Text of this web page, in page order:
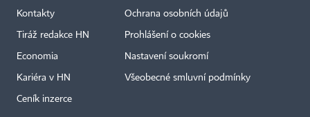
Kontakty
Tiráž redakce HN
Economia
Kariéra v HN
Ceník inzerce
Ochrana osobních údajů
Prohlášení o cookies
Nastavení soukromí
Všeobecné smluvní podmínky